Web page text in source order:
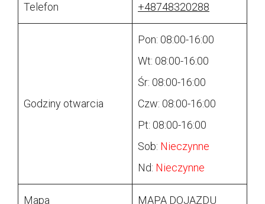
Telefon +48748320288
Godziny otwarcia
Pon: 08:00-16:00
Wt: 08:00-16:00
Śr: 08:00-16:00
Czw: 08:00-16:00
Pt: 08:00-16:00
Sob: Nieczynne
Nd: Nieczynne
Mapa MAPA DOJAZDU